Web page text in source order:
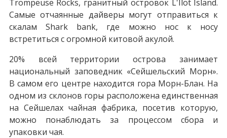
Trompeuse Rocks, гранитный островок L'Ilot Island.
Самые отчаянные дайверы могут отправиться к
скалам Shark bank, где можно нос к носу
встретиться с огромной китовой акулой.
20% всей территории острова занимает
национальный заповедник «Сейшельский Морн».
В самом его центре находится гора Морн-Блан. На
одном из склонов горы расположена единственная
на Сейшелах чайная фабрика, посетив которую,
можно понаблюдать за процессом сбора и
упаковки чая.